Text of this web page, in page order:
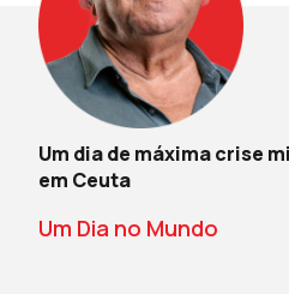
Um dia de máxima crise
em Ceuta
Um Dia no Mundo